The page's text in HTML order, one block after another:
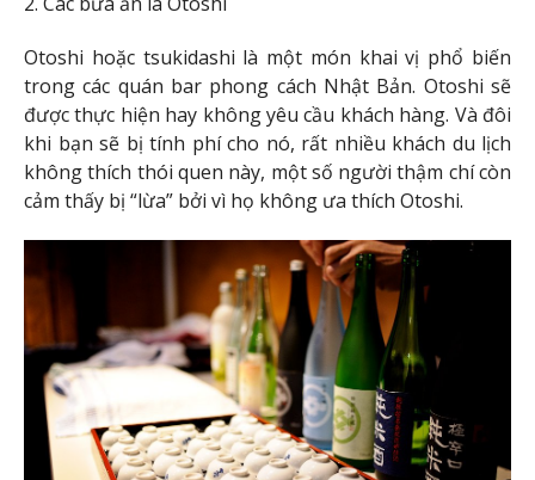
Otoshi hoặc tsukidashi là một món khai vị phổ biến
trong các quán bar phong cách Nhật Bản. Otoshi sẽ
được thực hiện hay không yêu cầu khách hàng. Và đôi
khi bạn sẽ bị tính phí cho nó, rất nhiều khách du lịch
không thích thói quen này, một số người thậm chí còn
cảm thấy bị “lừa” bởi vì họ không ưa thích Otoshi.